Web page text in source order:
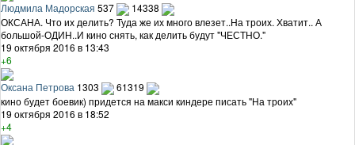
Людмила Мадорская 537
14338
ОКСАНА. Что их делить? Туда же их много влезет..На троих. Хватит.. А
большой-ОДИН..И кино снять, как делить будут "ЧЕСТНО."
19 октября 2016 в 13:43
+6
Оксана Петрова 1303
61319
кино будет боевик) придется на макси киндере писать "На троих"
19 октября 2016 в 18:52
+4